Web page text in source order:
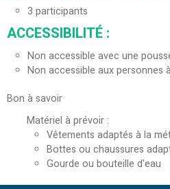
3 participants
ACCESSIBILITÉ :
Non accessible avec une
Non accessible aux personnes
Bon à savoir
Matériel à prévoir :
Vêtements adaptés à la
Bottes ou chaussures
Gourde ou bouteille d'eau